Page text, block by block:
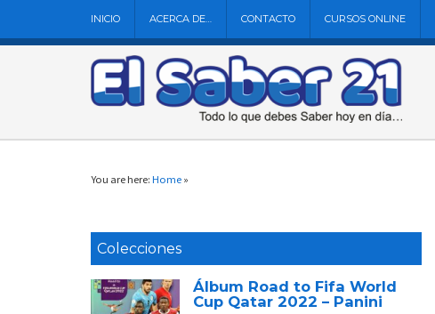
INICIO ACERCA DE… CONTACTO CURSOS ONLINE
You are here: Home »
Colecciones
Álbum Road to Fifa World
Cup Qatar 2022 – Panini